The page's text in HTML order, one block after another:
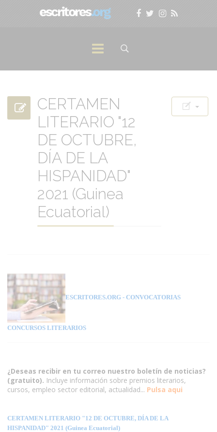
CERTAMEN
LITERARIO "12
DE OCTUBRE,
DÍA DE LA
HISPANIDAD"
2021 (Guinea
Ecuatorial)
ESCRITORES.ORG - CONVOCATORIAS
CONCURSOS LITERARIOS
¿Deseas recibir en tu correo nuestro boletín de noticias?
(gratuito). Incluye información sobre premios literarios,
cursos, empleo sector editorial, actualidad... Pulsa aqui
CERTAMEN LITERARIO "12 DE OCTUBRE, DÍA DE LA
HISPANIDAD" 2021 (Guinea Ecuatorial)